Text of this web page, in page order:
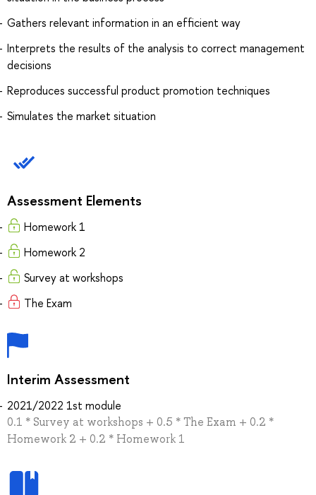
Gathers relevant information in an efficient way
Interprets the results of the analysis to correct management
decisions
Reproduces successful product promotion techniques
Simulates the market situation
Assessment Elements
Homework 1
Homework 2
Survey at workshops
The Exam
Interim Assessment
2021/2022 1st module
0.1 * Survey at workshops + 0.5 * The Exam + 0.2 *
Homework 2 + 0.2 * Homework 1